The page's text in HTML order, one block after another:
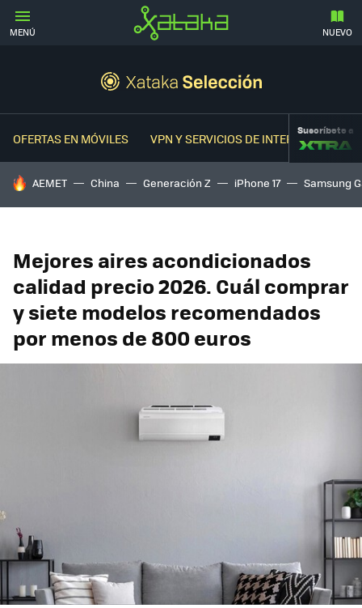
MENÚ NUEVO
OFERTAS EN MÓVILES VPN Y SERVICIOS DE INTERNETSuscríbete a
HOY SE HABLA DE
AEMET China Generación Z iPhone 17 Samsung
Mejores aires acondicionados
calidad precio 2026. Cuál comprar
y siete modelos recomendados
por menos de 800 euros